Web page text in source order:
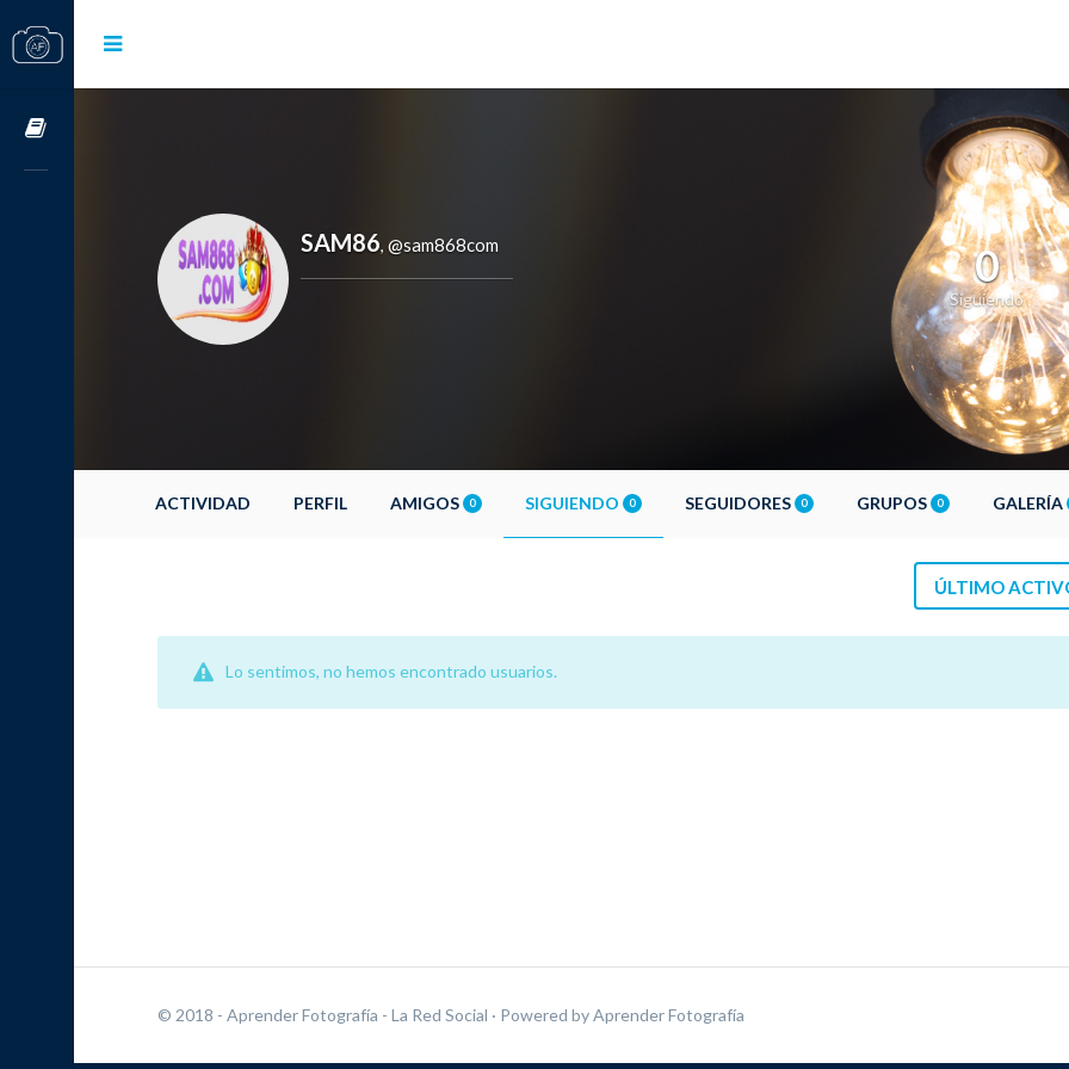
SAM86, @sam868com 0
Siguiendo
ACTIVIDAD PERFIL AMIGOS 0 SIGUIENDO 0 SEGUIDORES 0 GRUPOS 0 GALERÍA
ÚLTIMO
Lo sentimos, no hemos encontrado usuarios.
© 2018 - Aprender Fotografía - La Red Social · Powered byAprender Fotografía